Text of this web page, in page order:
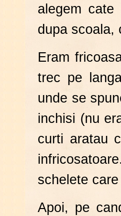
alegem
dupa scoala,
Eram
trec pe
unde se
inchisi (nu
curti aratau
schelete
Apoi, pe